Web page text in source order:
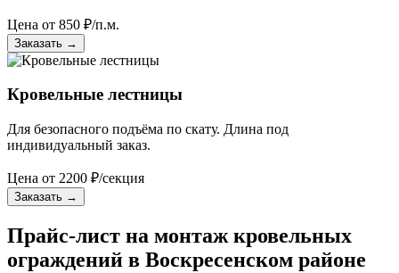
Цена от 850 ₽/п.м.
Заказать →
Кровельные лестницы
Для безопасного подъёма по скату. Длина под
индивидуальный заказ.
Цена от 2200 ₽/секция
Заказать →
Прайс-лист на монтаж кровельных
ограждений в Воскресенском районе